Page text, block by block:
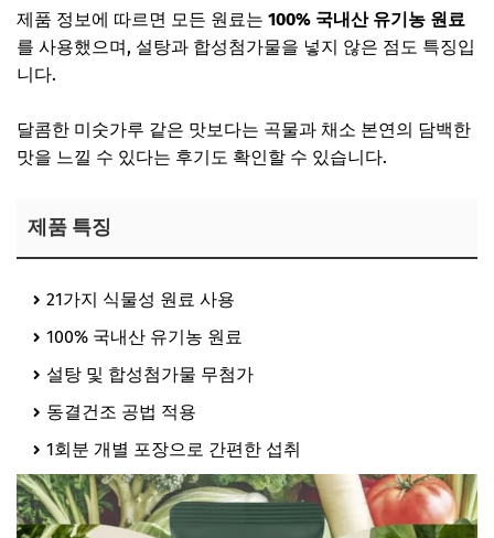
제품 정보에 따르면 모든 원료는 100% 국내산 유기농 원료
를 사용했으며, 설탕과 합성첨가물을 넣지 않은 점도 특징입
니다.
달콤한 미숫가루 같은 맛보다는 곡물과 채소 본연의 담백한
맛을 느낄 수 있다는 후기도 확인할 수 있습니다.
제품 특징
21가지 식물성 원료 사용
100% 국내산 유기농 원료
설탕 및 합성첨가물 무첨가
동결건조 공법 적용
1회분 개별 포장으로 간편한 섭취